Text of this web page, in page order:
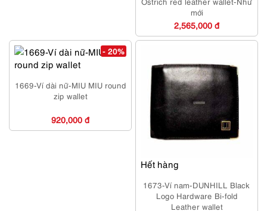
mới
2,565,000 đ
- 20%
1669-Ví dài nữ-MIU MIU round
zip wallet
920,000 đ
Hết hàng
1673-Ví nam-DUNHILL Black
Logo Hardware Bi-fold
Leather wallet